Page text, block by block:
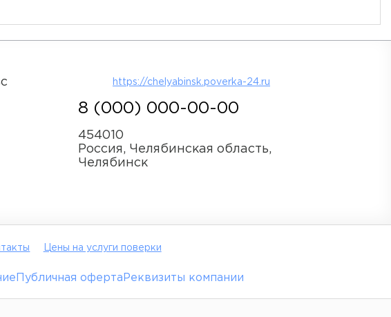
https://chelyabinsk.poverka-24.ru
8 (000) 000-00-00
454010
Россия, Челябинская область,
Челябинск
Цены на услуги поверки
Публичная оферта Реквизиты компании